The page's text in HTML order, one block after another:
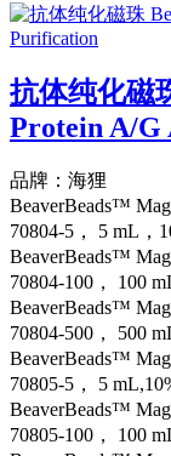
抗体纯化磁
Protein A/
品牌：海狸
BeaverBeads™
70804-5， 5 mL，
BeaverBeads™
70804-100， 100
BeaverBeads™
70804-500， 500
BeaverBeads™
70805-5， 5
BeaverBeads™
70805-100， 100